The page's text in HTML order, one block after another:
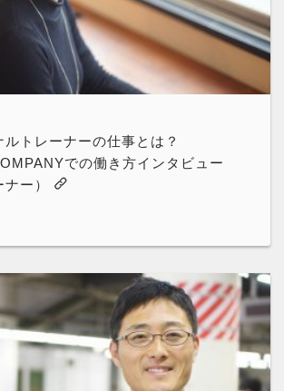
トレーナーの仕事とは？
での働き方インタビュー
ナー）